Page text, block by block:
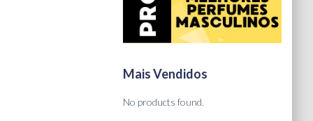
Mais Vendidos
No products found.